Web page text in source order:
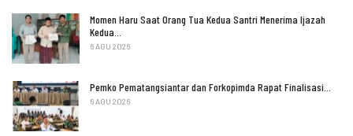
Momen Haru Saat Orang Tua Kedua Santri Menerima Ijazah
Kedua…
6 AGU 2026
Pemko Pematangsiantar dan Forkopimda Rapat Finalisasi…
6 AGU 2026